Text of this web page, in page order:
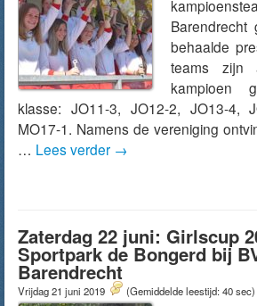
Barendrecht
behaalde
teams zijn
kampioen
klasse: JO11-3, JO12-2, JO13-4,
MO17-1. Namens de vereniging
… Lees verder →
Zaterdag 22 juni: Girlscup
Sportpark de Bongerd bij
Barendrecht
Vrijdag 21 juni 2019 (Gemiddelde leestijd: 40 sec)